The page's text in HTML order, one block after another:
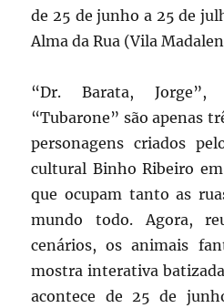
de 25 de junho a 25 de
Alma da Rua (Vila
“Dr. Barata,
“Tubarone” são apenas
personagens criados
cultural Binho Ribeiro
que ocupam tanto as
mundo todo. Agora,
cenários, os animais
mostra interativa
acontece de 25 de